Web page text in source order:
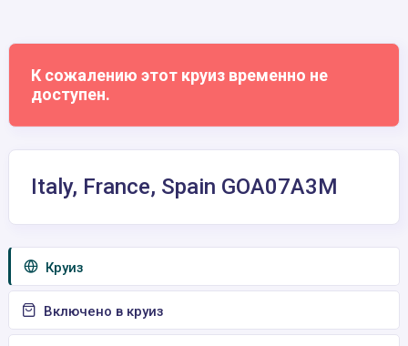
К сожалению этот круиз временно не
доступен.
Italy, France, Spain GOA07A3M
Круиз
Включено в круиз